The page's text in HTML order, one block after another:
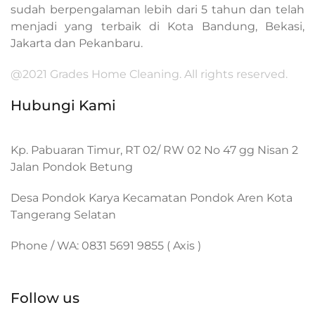
sudah berpengalaman lebih dari 5 tahun dan telah
menjadi yang terbaik di Kota Bandung, Bekasi,
Jakarta dan Pekanbaru.
@2021 Grades Home Cleaning. All rights reserved.
Hubungi Kami
Kp. Pabuaran Timur, RT 02/ RW 02 No 47 gg Nisan 2
Jalan Pondok Betung
Desa Pondok Karya Kecamatan Pondok Aren Kota
Tangerang Selatan
Phone / WA: 0831 5691 9855 ( Axis )
Follow us